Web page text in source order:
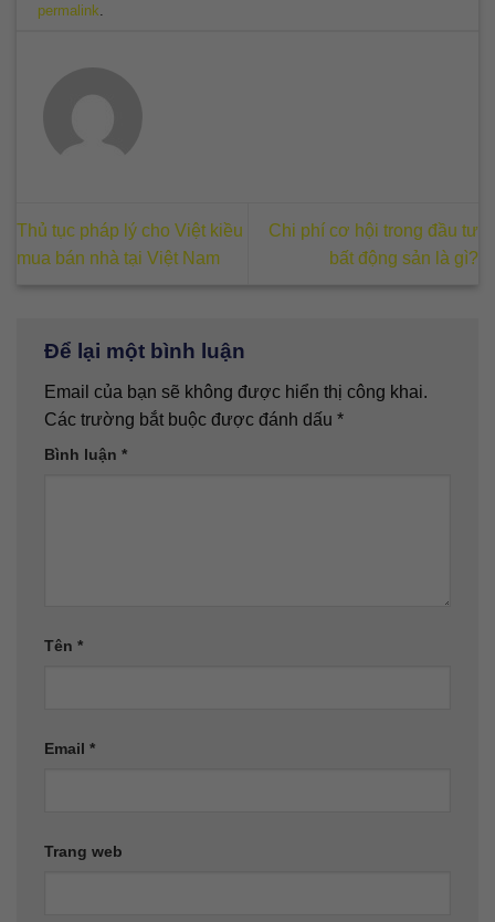
permalink
Thủ tục pháp lý cho Việt kiều
mua bán nhà tại Việt Nam
Chi phí cơ hội trong đầu tư
bất động sản là gì?
Để lại một bình luận
Email của bạn sẽ không được hiển thị công khai.
Các trường bắt buộc được đánh dấu *
Bình luận *
Tên *
Email *
Trang web